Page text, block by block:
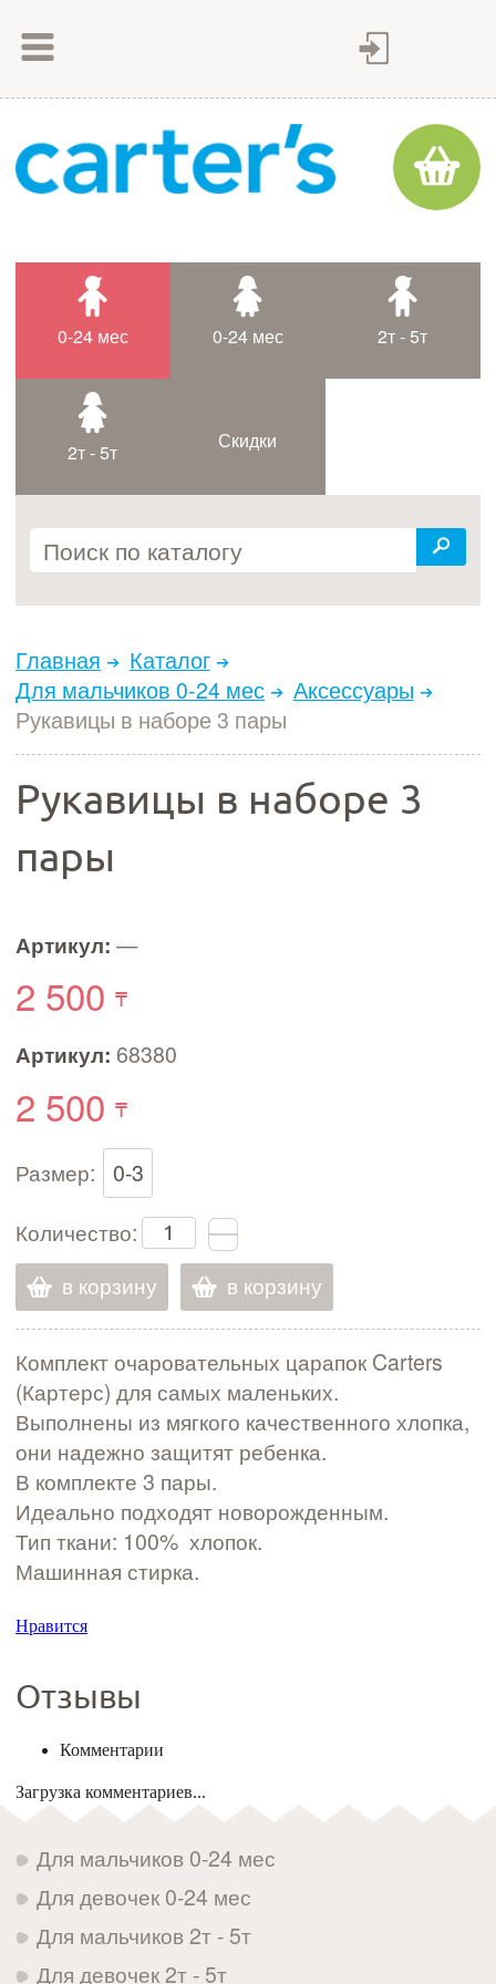
Как оплатить
Доставка товара
Контакты
0-24 мес 0-24 мес 2т - 5т
2т - 5т Скидки
Главная
Каталог
Для мальчиков 0-24 мес
Аксессуары
Рукавицы в наборе 3 пары
Рукавицы в наборе 3
пары
Артикул: —
2 500
Артикул: 68380
2 500
Размер:
0-3
Количество:
в корзину
в корзину
Комплект очаровательных царапок Carters
(Картерс) для самых маленьких.
Выполнены из мягкого качественного хлопка,
они надежно защитят ребенка.
В комплекте 3 пары.
Идеально подходят новорожденным.
Тип ткани: 100% хлопок.
Машинная стирка.
Нравится
Отзывы
Комментарии
Загрузка комментариев...
Для мальчиков 0-24 мес
Для девочек 0-24 мес
Для мальчиков 2т - 5т
Для девочек 2т - 5т